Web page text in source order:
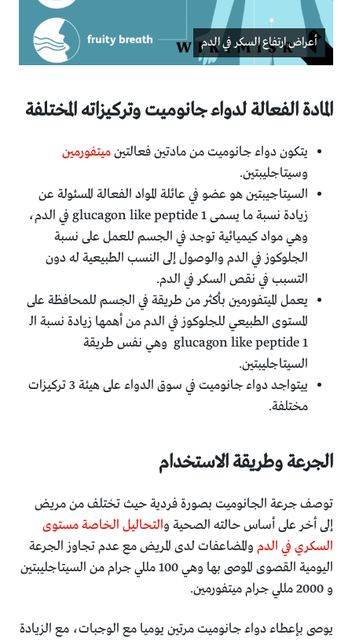
أعراض ارتفاع السكر في الدم
المادة الفعالة لدواء جانوميت وتركيزاته المختلفة
يتكون دواء جانوميت من مادتين فعالتينميتفورمين
وسيتاجليبتين.
السيتاجيبتين هو عضو في عائلة المواد الفعالة المسئولة عن
زيادة نسبة ما يسمى glucagon like peptide 1 في الدم،
وهي مواد كيميائية توجد في الجسم للعمل على نسبة
الجلوكوز في الدم والوصول إلى النسب الطبيعية له دون
التسبب في نقص السكر في الدم.
يعمل الميتفورمين بأكثر من طريقة في الجسم للمحافظة على
المستوى الطبيعي للجلوكوز في الدم من أهمها زيادة نسبة الـ
glucagon like peptide 1 وهي نفس طريقة
السيتاجليبتين.
ييتواجد دواء جانوميت في سوق الدواء على هيئة 3 تركيزات
مختلفة.
الجرعة وطريقة الاستخدام
توصف جرعة الجانوميت بصورة فردية حيث تختلف من مريض
إلى أخر على أساس حالته الصحية والتحاليل الخاصة مستوى
السكري في الدم والمضاعفات لدى المريض مع عدم تجاوز الجرعة
اليومية القصوى الموصى بها وهي 100 مللي جرام من السيتاجليبتين
و 2000 مللي جرام ميتفورمين.
يوصى بإعطاء دواء جانوميت مرتين يوميا مع الوجبات، مع الزيادة